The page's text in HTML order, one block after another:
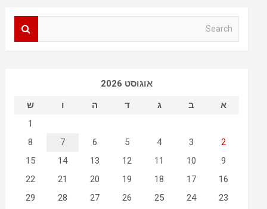
אוגוסט 2026
א
ב ג ד ה ו ש
1
2
3
4
5
6
7
8
9
10
11
12
13
14
15
16
17
18
19
20
21
22
23
24
25
26
27
28
29